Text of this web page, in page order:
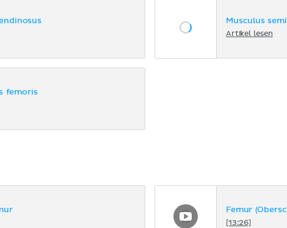
Musculus
Artikel lesen
femoris
Femur
[13:26]